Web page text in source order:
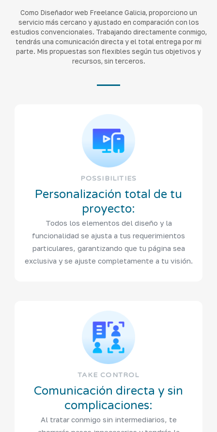
Como Diseñador web Freelance Galicia, proporciono un
servicio más cercano y ajustado en comparación con los
estudios convencionales. Trabajando directamente conmigo,
tendrás una comunicación directa y el total entrega por mi
parte. Mis propuestas son flexibles según tus objetivos y
recursos, sin terceros.
POSSIBILITIES
Personalización total de tu
proyecto:
Todos los elementos del diseño y la
funcionalidad se ajusta a tus requerimientos
particulares, garantizando que tu página sea
exclusiva y se ajuste completamente a tu visión.
TAKE CONTROL
Comunicación directa y sin
complicaciones:
Al tratar conmigo sin intermediarios, te